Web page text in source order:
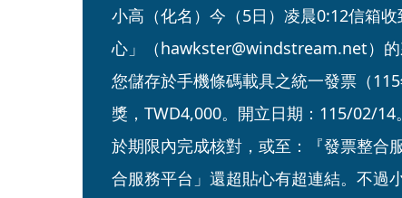
小高（化名）今（5日）凌晨0:12信箱
心」（hawkster@windstream.net）的
您儲存於手機條碼載具之統一發票（
獎，TWD4,000。開立日期：115/02/
於期限內完成核對，或至：『發票整合
合服務平台」還超貼心有超連結。不過